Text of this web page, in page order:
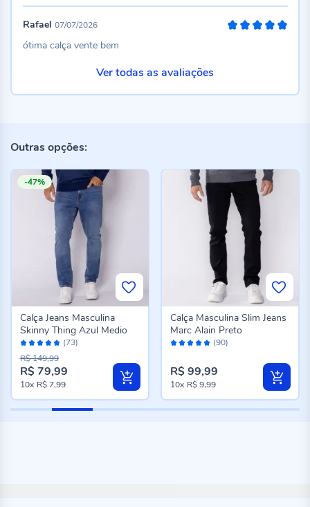
Rafael 07/07/2026
ótima calça vente bem
Ver todas as avaliações
Outras opções:
-47%
Avaliação:
96%
(73)
Calça Jeans Masculina
Skinny Thing Azul Medio
R$ 79,99
R$ 149,99
10x R$ 7,99
Avaliação: (90)
Calça Masculina Slim Jeans
Marc Alain Preto
R$ 99,99
10x R$ 9,99